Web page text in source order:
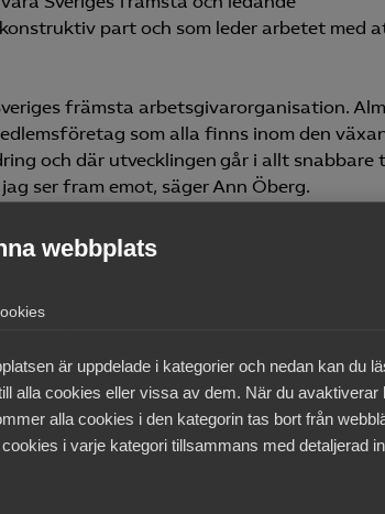
webbplats
är uppdelade i kategorier och nedan kan du
alla cookies eller vissa av dem. När du avaktiverar
alla cookies i den kategorin tas bort från
i varje kategori tillsammans med detaljerad
part och som leder arbetet med
främsta arbetsgivarorganisation.
som alla finns inom den
och där utvecklingen går i allt snabbare
ser fram emot, säger Ann Öberg.
utvecklingen går i allt snabbare takt
medlemsföretag samverka i allt högre
relevanta för våra nuvarande
minst nya framväxande branscher,
för Almega Tjänsteförbunden den 9